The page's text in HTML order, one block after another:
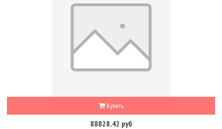
Купить
88828.42 руб